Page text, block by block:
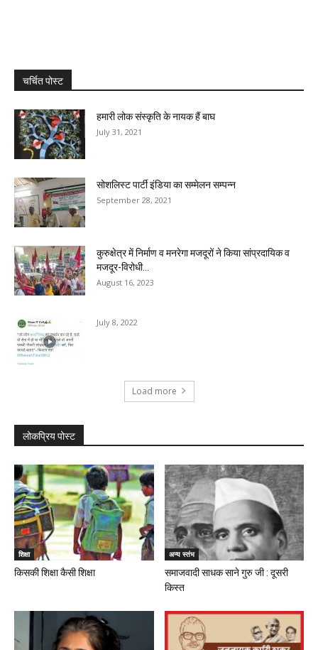
चर्चित पोस्ट
हमारी लोक संस्कृति के नायक हैं बाघ
July 31, 2021
सोशलिस्ट पार्टी इंडिया का सम्मेलन सम्पन्न
September 28, 2021
कुरुक्षेत्र में निर्माण व मनरेगा मजदूरों ने किया सांप्रदायिक व
मजदूर-विरोधी...
August 16, 2023
July 8, 2022
Load more
लोकप्रिय पोस्ट
शिक्षा
किसकी शिक्षा कैसी शिक्षा
अन्य स्तंभ
समाजवादी साधक साने गुरु जी : दूसरी
किस्त